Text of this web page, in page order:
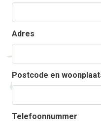
Adres
Postcode en
Telefoonnummer